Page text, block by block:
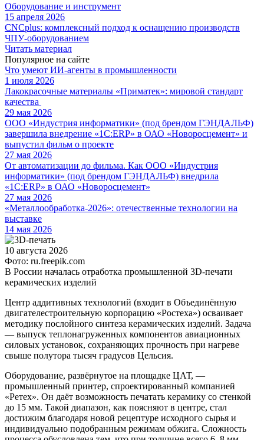
Оборудование и инструмент
15 апреля 2026
CNCplus: комплексный подход к оснащению производств
ЧПУ-оборудованием
Читать материал
Популярное на сайте
Что умеют ИИ-агенты в промышленности
1 июля 2026
Лакокрасочные материалы «Приматек»: мировой стандарт
качества
29 мая 2026
ООО «Индустрия информатики» (под брендом ГЭНДАЛЬФ)
завершила внедрение «1С:ERP» в ОАО «Новоросцемент» и
выпустил фильм о проекте
27 мая 2026
От автоматизации до фильма. Как ООО «Индустрия
информатики» (под брендом ГЭНДАЛЬФ) внедрила
«1С:ERP» в ОАО «Новоросцемент»
27 мая 2026
«Металлообработка-2026»: отечественные технологии на
выставке
14 мая 2026
10 августа 2026
Фото: ru.freepik.com
В России началась отработка промышленной 3D-печати
керамических изделий
Центр аддитивных технологий (входит в Объединённую
двигателестроительную корпорацию «Ростеха») осваивает
методику послойного синтеза керамических изделий. Задача
— выпуск теплонагруженных компонентов авиационных
силовых установок, сохраняющих прочность при нагреве
свыше полутора тысяч градусов Цельсия.
Оборудование, развёрнутое на площадке ЦАТ, —
промышленный принтер, спроектированный компанией
«Ретех». Он даёт возможность печатать керамику со стенкой
до 15 мм. Такой диапазон, как поясняют в центре, стал
достижим благодаря новой рецептуре исходного сырья и
индивидуально подобранным режимам обжига. Сложность